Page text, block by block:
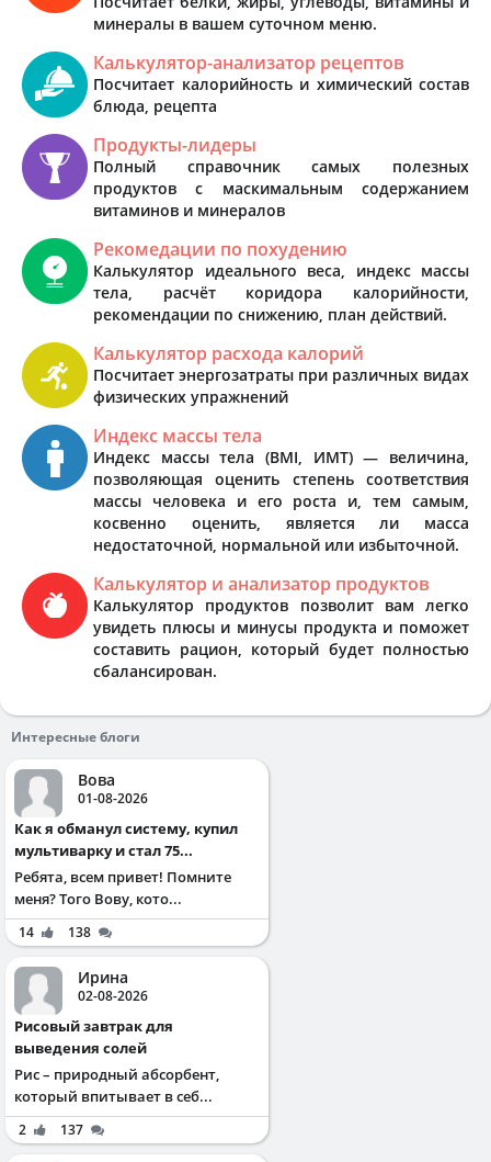
минералы в вашем суточном меню.
Калькулятор-анализатор рецептов
Посчитает калорийность и химический состав
блюда, рецепта
Продукты-лидеры
Полный справочник самых полезных
продуктов с маскимальным содержанием
витаминов и минералов
Рекомедации по похудению
Калькулятор идеального веса, индекс массы
тела, расчёт коридора калорийности,
рекомендации по снижению, план действий.
Калькулятор расхода калорий
Посчитает энергозатраты при различных видах
физических упражнений
Индекс массы тела
Индекс массы тела (BMI, ИМТ) — величина,
позволяющая оценить степень соответствия
массы человека и его роста и, тем самым,
косвенно оценить, является ли масса
недостаточной, нормальной или избыточной.
Калькулятор и анализатор продуктов
Калькулятор продуктов позволит вам легко
увидеть плюсы и минусы продукта и поможет
составить рацион, который будет полностью
сбалансирован.
Интересные блоги
Вова
01-08-2026
Как я обманул систему, купил
мультиварку и стал 75...
Ребята, всем привет! Помните
меня? Того Вову, кото...
14 138
Ирина
02-08-2026
Рисовый завтрак для
выведения солей
Рис – природный абсорбент,
который впитывает в себ...
2 137